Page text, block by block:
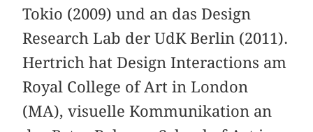
Tokio (2009) und an das Design
Research Lab der UdK Berlin (2011).
Hertrich hat Design Interactions am
Royal College of Art in London
(MA), visuelle Kommunikation an